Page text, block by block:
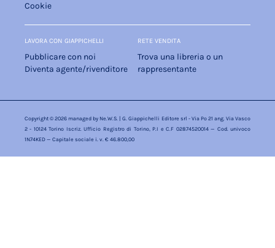
Cookie
LAVORA CON GIAPPICHELLI
Pubblicare con noi
Diventa agente/rivenditore
RETE VENDITA
Trova una libreria o un
rappresentante
Copyright © 2026 managed by Ne.W.S. | G. Giappichelli Editore srl - Via Po 21 ang. Via Vasco
2 - 10124 Torino Iscriz. Ufficio Registro di Torino, P.I e C.F 02874520014 — Cod. univoco
1N74KED — Capitale sociale i. v. € 46.800,00